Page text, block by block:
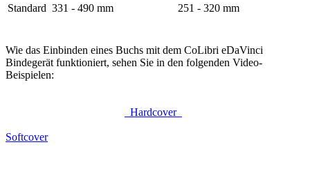
Standard 331 - 490 mm 251 - 320 mm
Wie das Einbinden eines Buchs mit dem CoLibri eDaVinci
Bindegerät funktioniert, sehen Sie in den folgenden Video-
Beispielen:
Hardcover
Softcover